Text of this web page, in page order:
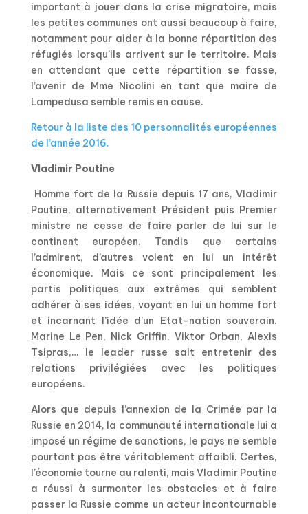
important à jouer dans la crise migratoire, mais
les petites communes ont aussi beaucoup à faire,
notamment pour aider à la bonne répartition des
réfugiés lorsqu’ils arrivent sur le territoire. Mais
en attendant que cette répartition se fasse,
l’avenir de Mme Nicolini en tant que maire de
Lampedusa semble remis en cause.
Retour à la liste des 10 personnalités européennes
de l’année 2016.
Vladimir Poutine
Homme fort de la Russie depuis 17 ans, Vladimir
Poutine, alternativement Président puis Premier
ministre ne cesse de faire parler de lui sur le
continent européen. Tandis que certains
l’admirent, d’autres voient en lui un intérêt
économique. Mais ce sont principalement les
partis politiques aux extrêmes qui semblent
adhérer à ses idées, voyant en lui un homme fort
et incarnant l’idée d’un Etat-nation souverain.
Marine Le Pen, Nick Griffin, Viktor Orban, Alexis
Tsipras,… le leader russe sait entretenir des
relations privilégiées avec les politiques
européens.
Alors que depuis l’annexion de la Crimée par la
Russie en 2014, la communauté internationale lui a
imposé un régime de sanctions, le pays ne semble
pourtant pas être véritablement affaibli. Certes,
l’économie tourne au ralenti, mais Vladimir Poutine
a réussi à surmonter les obstacles et à faire
passer la Russie comme un acteur incontournable